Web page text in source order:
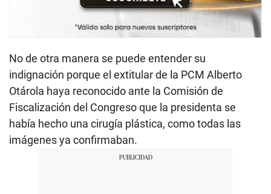
No de otra manera se puede entender su
indignación porque el extitular de la PCM Alberto
Otárola haya reconocido ante la Comisión de
Fiscalización del Congreso que la presidenta se
había hecho una cirugía plástica, como todas las
imágenes ya confirmaban.